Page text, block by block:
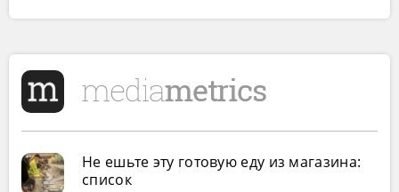
Не ешьте эту готовую еду из магазина:
список